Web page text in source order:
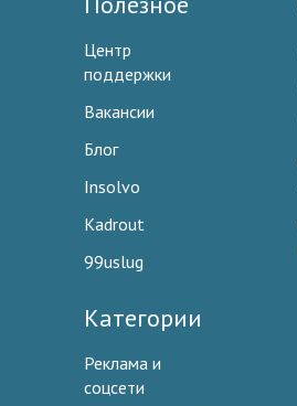
Центр
поддержки
Вакансии
Блог
Insolvo
Kadrout
99uslug
Категории
Реклама и
соцсети